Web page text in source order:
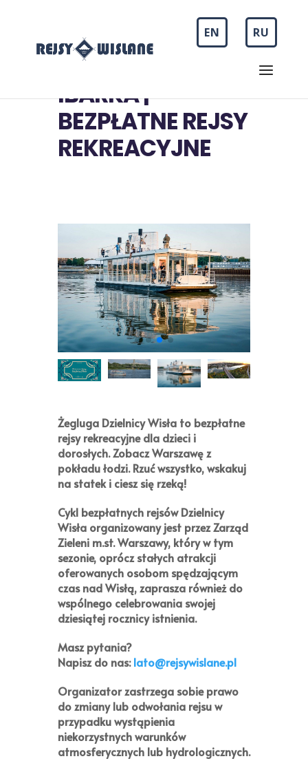
EN RU
IBARKA |
BEZPŁATNE REJSY
REKREACYJNE
Żegluga Dzielnicy Wisła to bezpłatne
rejsy rekreacyjne dla dzieci i
dorosłych. Zobacz Warszawę z
pokładu łodzi. Rzuć wszystko, wskakuj
na statek i ciesz się rzeką!
Cykl bezpłatnych rejsówDzielnicy
Wisła organizowany jest przezZarząd
Zieleni m.st. Warszawy, który w tym
sezonie, oprócz stałych atrakcji
oferowanych osobom spędzającym
czas nad Wisłą, zaprasza również do
wspólnego celebrowania swojej
dziesiątej rocznicy istnienia.
Masz pytania?
Napisz do nas:lato@rejsywislane.pl
Organizator zastrzega sobie prawo
do zmiany lub odwołania rejsu w
przypadku wystąpienia
niekorzystnych warunków
atmosferycznych lub hydrologicznych.